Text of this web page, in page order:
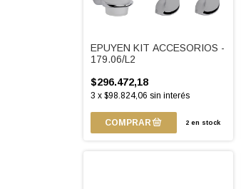
EPUYEN KIT ACCESORIOS -
179.06/L2
$296.472,18
3 x $98.824,06 sin interés
2en stock